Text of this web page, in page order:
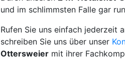
und im schlimmsten Falle gar
Rufen Sie uns einfach jederzeit
schreiben Sie uns über unser
Ottersweier mit ihrer